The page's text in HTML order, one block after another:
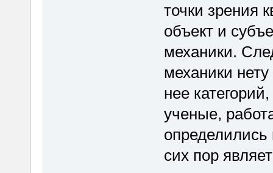
точки зрения
объект и
механики.
механики
нее
ученые,
определились
сих пор